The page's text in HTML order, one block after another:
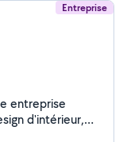
Entreprise
d'intérieur,